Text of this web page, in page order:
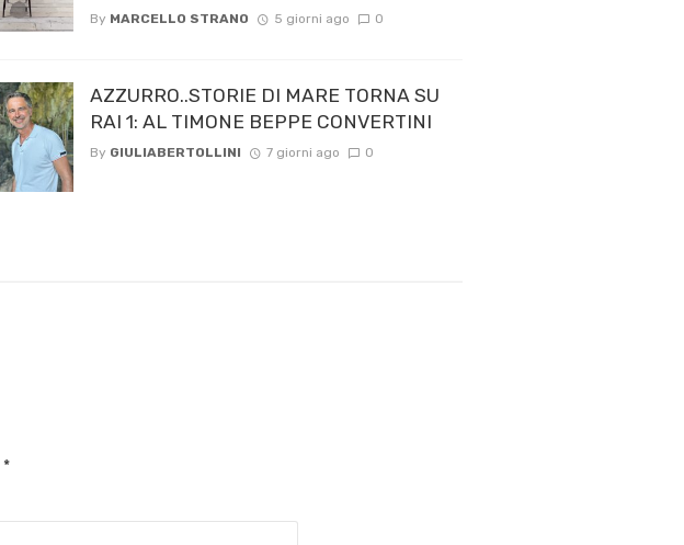
By MARCELLO STRANO 5 giorni ago 0
AZZURRO..STORIE DI MARE TORNA SU
RAI 1: AL TIMONE BEPPE CONVERTINI
By GIULIABERTOLLINI 7 giorni ago 0
*